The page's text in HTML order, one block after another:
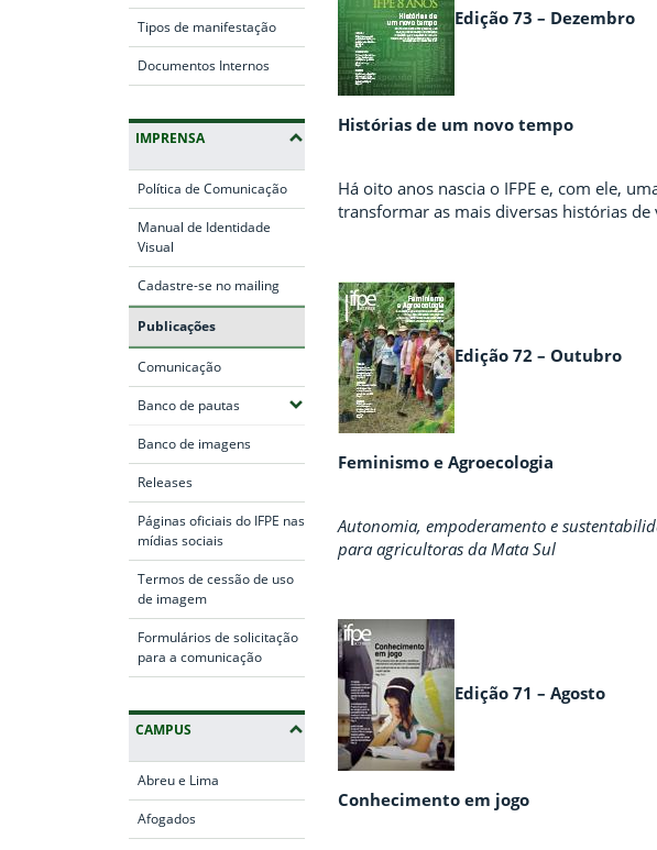
Tipos de manifestação
Documentos Internos
IMPRENSA
Política de Comunicação
Manual de Identidade
Visual
Cadastre-se no mailing
Publicações
Comunicação
Banco de pautas(Expandir submenus)
Banco de imagens
Releases
Páginas oficiais do IFPE nas
mídias sociais
Termos de cessão de uso
de imagem
Formulários de solicitação
para a comunicação
CAMPUS
Abreu e Lima
Afogados
Edição 73 – Dezembro
Histórias de um novo tempo
Há oito anos nascia o IFPE e, com ele,
transformar as mais diversas histórias de
Edição 72 – Outubro
Feminismo e Agroecologia
Autonomia, empoderamento e
para agricultoras da Mata Sul
Edição 71 – Agosto
Conhecimento em jogo